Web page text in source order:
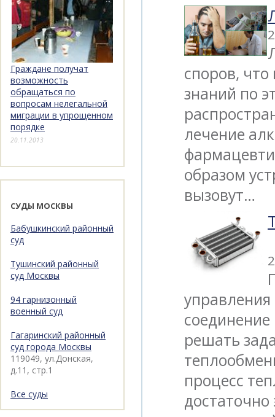
споров,
знаний по
лечение
образом
вызовут…
управления
соединение
решать
процесс
Граждане получат
возможность
обращаться по
вопросам нелегальной
миграции в упрощенном
порядке
20.11.2013
СУДЫ МОСКВЫ
Бабушкинский районный
суд
Тушинский районный
суд Москвы
94 гарнизонный
военный суд
Гагаринский районный
суд города Москвы
119049, ул.Донская,
д.11, стр.1
Все суды